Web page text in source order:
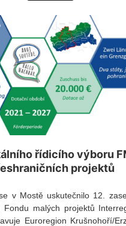
řídicího výboru
projektů
v Mostě uskutečnilo 12.
malých projektů
Euroregion Krušnohoří/